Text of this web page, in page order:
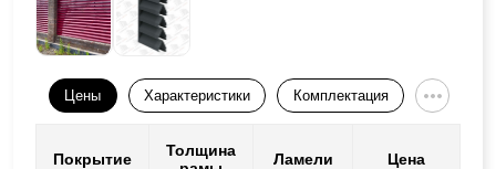
Цены Характеристики Комплектация
Покрытие
Толщина
Ламели Цена